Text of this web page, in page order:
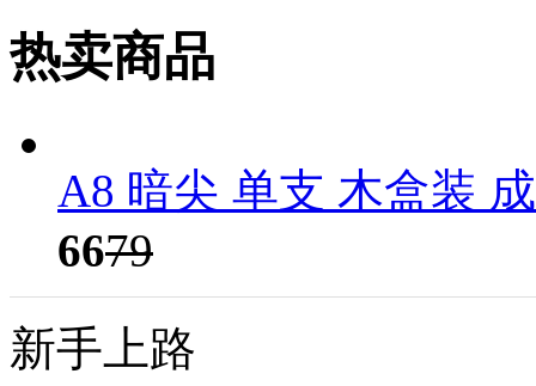
热卖商品
A8 暗尖 单支 木盒装
6679
新手上路